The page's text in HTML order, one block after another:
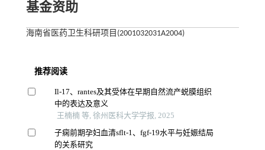
基金资助
海南省医药卫生科研项目(2001032031A2004)